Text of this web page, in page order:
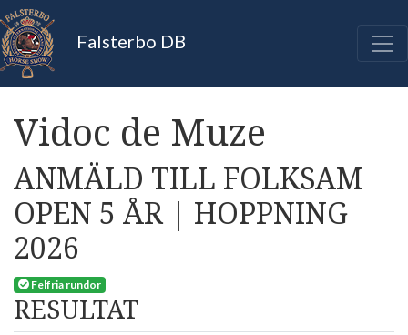
Falsterbo DB
Vidoc de Muze
ANMÄLD TILL FOLKSAM
OPEN 5 ÅR | HOPPNING
2026
Felfria rundor
RESULTAT